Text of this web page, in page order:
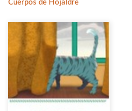
Cuerpos de Hojaldre